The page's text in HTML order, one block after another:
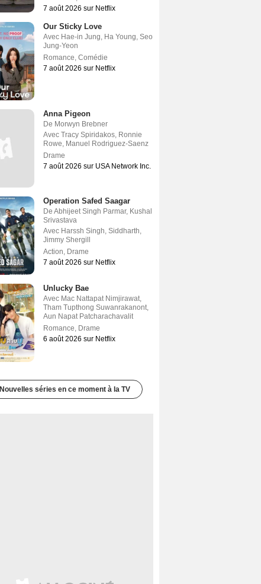
7 août 2026 sur Netflix
Our Sticky Love
Avec Hae-in Jung, Ha Young, Seo
Jung-Yeon
Romance, Comédie
7 août 2026 sur Netflix
Anna Pigeon
De Morwyn Brebner
Avec Tracy Spiridakos, Ronnie
Rowe, Manuel Rodriguez-Saenz
Drame
7 août 2026 sur USA Network Inc.
Operation Safed Saagar
De Abhijeet Singh Parmar, Kushal
Srivastava
Avec Harssh Singh, Siddharth,
Jimmy Shergill
Action, Drame
7 août 2026 sur Netflix
Unlucky Bae
Avec Mac Nattapat Nimjirawat,
Tham Tupthong Suwanrakanont,
Aun Napat Patcharachavalit
Romance, Drame
6 août 2026 sur Netflix
Nouvelles séries en ce moment à la TV